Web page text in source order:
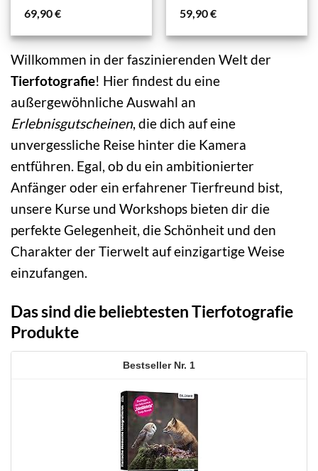
69,90€
59,90€
Willkommen in der faszinierenden Welt der
Tierfotografie! Hier findest du eine
außergewöhnliche Auswahl an
Erlebnisgutscheinen, die dich auf eine
unvergessliche Reise hinter die Kamera
entführen. Egal, ob du ein ambitionierter
Anfänger oder ein erfahrener Tierfreund bist,
unsere Kurse und Workshops bieten dir die
perfekte Gelegenheit, die Schönheit und den
Charakter der Tierwelt auf einzigartige Weise
einzufangen.
Das sind die beliebtesten Tierfotografie
Produkte
1